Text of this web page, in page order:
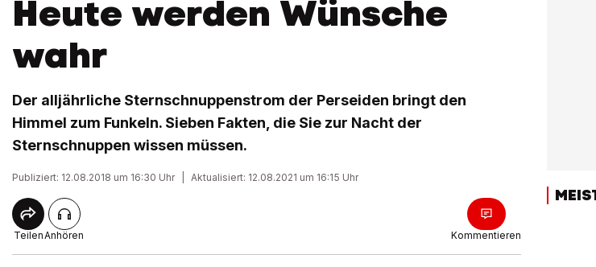
Heute werden Wünsche
wahr
Der alljährliche Sternschnuppenstrom der Perseiden bringt den
Himmel zum Funkeln. Sieben Fakten, die Sie zur Nacht der
Sternschnuppen wissen müssen.
Publiziert: 12.08.2018 um 16:30 Uhr Aktualisiert: 12.08.2021 um 16:15 Uhr
TeilenAnhören Kommentieren